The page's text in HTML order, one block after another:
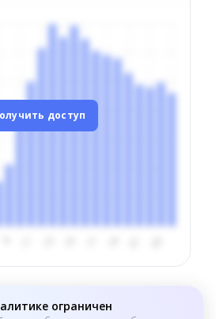
доступ
ограничен